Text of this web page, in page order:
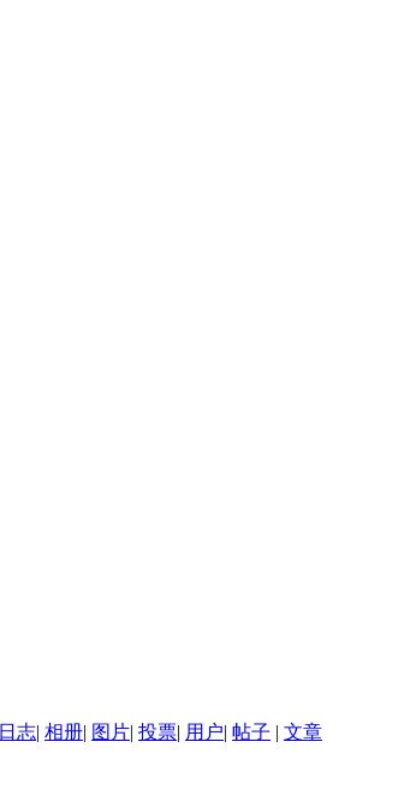
日志| 相册| 图片| 投票| 用户| 帖子 | 文章